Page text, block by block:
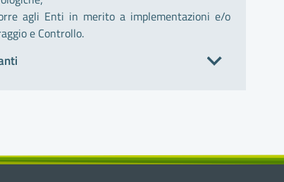
agli Enti in merito a implementazioni e/o
e Controllo.